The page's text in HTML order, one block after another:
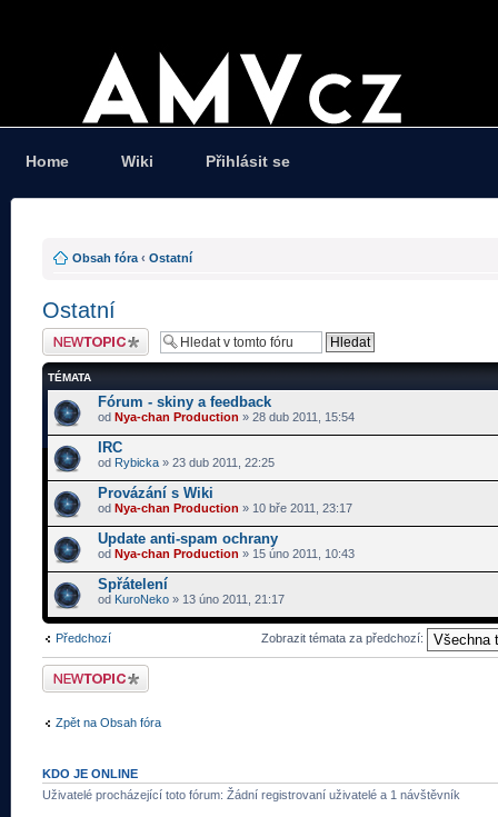
Home Wiki Přihlásit se
Obsah fóra ‹ Ostatní
Ostatní
Odeslat nové téma
TÉMATA
Fórum - skiny a feedback
od Nya-chan Production » 28 dub 2011, 15:54
IRC
od Rybicka » 23 dub 2011, 22:25
Provázání s Wiki
od Nya-chan Production » 10 bře 2011, 23:17
Update anti-spam ochrany
od Nya-chan Production » 15 úno 2011, 10:43
Spřátelení
od KuroNeko » 13 úno 2011, 21:17
Předchozí Zobrazit témata za předchozí:
Odeslat nové téma
Zpět na Obsah fóra
KDO JE ONLINE
Uživatelé procházející toto fórum: Žádní registrovaní uživatelé a 1 návštěvník